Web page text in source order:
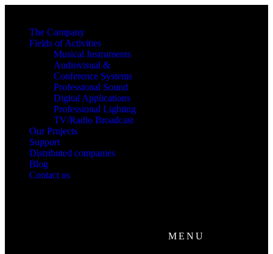
The Company
Fields of Activities
Musical Instruments
Audiovisual &
Conference Systems
Professional Sound
Digital Applications
Professional Lighting
TV/Radio Broadcast
Our Projects
Support
Distributed companies
Blog
Contact us
MENU